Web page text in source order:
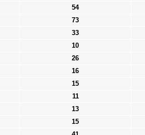
54
73
33
10
26
16
15
11
13
15